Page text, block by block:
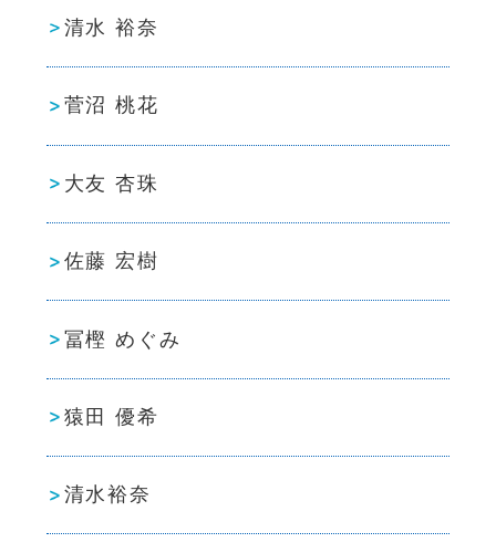
清水 裕奈
菅沼 桃花
大友 杏珠
佐藤 宏樹
冨樫 めぐみ
猿田 優希
清水裕奈